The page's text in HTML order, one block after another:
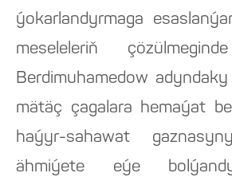
ýokarlandyrmaga
meseleleriň
Berdimuhamedow
mätäç çagalara hemaýat
haýyr-sahawat
ähmiýete eýe